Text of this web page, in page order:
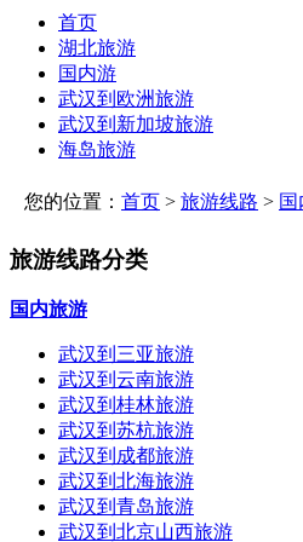
首页
湖北旅游
国内游
武汉到欧洲旅游
武汉到新加坡旅游
海岛旅游
您的位置： 首页 > 旅游线路 >
旅游线路分类
国内旅游
武汉到三亚旅游
武汉到云南旅游
武汉到桂林旅游
武汉到苏杭旅游
武汉到成都旅游
武汉到北海旅游
武汉到青岛旅游
武汉到北京山西旅游